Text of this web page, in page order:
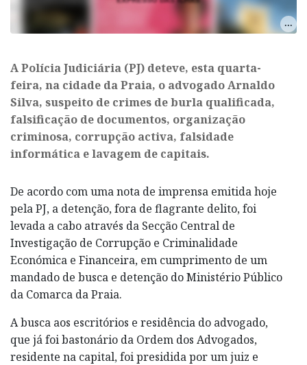
A Polícia Judiciária (PJ) deteve, esta quarta-
feira, na cidade da Praia, o advogado Arnaldo
Silva, suspeito de crimes de burla qualificada,
falsificação de documentos, organização
criminosa, corrupção activa, falsidade
informática e lavagem de capitais.
De acordo com uma nota de imprensa emitida hoje
pela PJ, a detenção, fora de flagrante delito, foi
levada a cabo através da Secção Central de
Investigação de Corrupção e Criminalidade
Económica e Financeira, em cumprimento de um
mandado de busca e detenção do Ministério Público
da Comarca da Praia.
A busca aos escritórios e residência do advogado,
que já foi bastonário da Ordem dos Advogados,
residente na capital, foi presidida por um juiz e